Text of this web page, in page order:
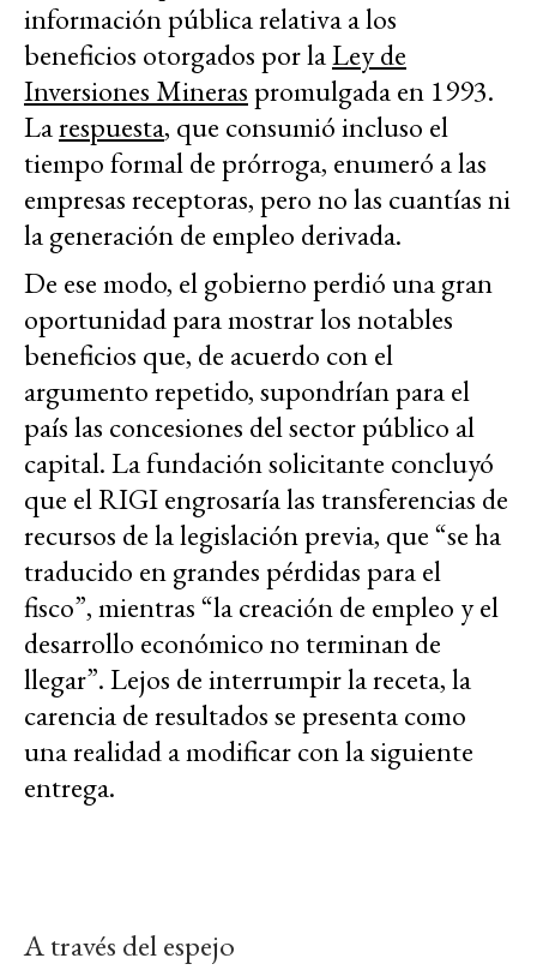
información pública relativa a los
beneficios otorgados por laLey de
Inversiones Mineras promulgada en 1993.
Larespuesta, que consumió incluso el
tiempo formal de prórroga, enumeró a las
empresas receptoras, pero no las cuantías ni
la generación de empleo derivada.
De ese modo, el gobierno perdió una gran
oportunidad para mostrar los notables
beneficios que, de acuerdo con el
argumento repetido, supondrían para el
país las concesiones del sector público al
capital. La fundación solicitante concluyó
que el RIGI engrosaría las transferencias de
recursos de la legislación previa, que “se ha
traducido en grandes pérdidas para el
fisco”, mientras “la creación de empleo y el
desarrollo económico no terminan de
llegar”. Lejos de interrumpir la receta, la
carencia de resultados se presenta como
una realidad a modificar con la siguiente
entrega.
A través del espejo